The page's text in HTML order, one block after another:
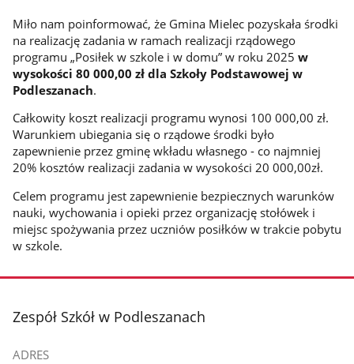
Miło nam poinformować, że Gmina Mielec pozyskała środki
na realizację zadania w ramach realizacji rządowego
programu „Posiłek w szkole i w domu” w roku 2025 w
wysokości 80 000,00 zł dla Szkoły Podstawowej w
Podleszanach.
Całkowity koszt realizacji programu wynosi 100 000,00 zł.
Warunkiem ubiegania się o rządowe środki było
zapewnienie przez gminę wkładu własnego - co najmniej
20% kosztów realizacji zadania w wysokości 20 000,00zł.
Celem programu jest zapewnienie bezpiecznych warunków
nauki, wychowania i opieki przez organizację stołówek i
miejsc spożywania przez uczniów posiłków w trakcie pobytu
w szkole.
stopka
Zespół Szkół w Podleszanach
ADRES